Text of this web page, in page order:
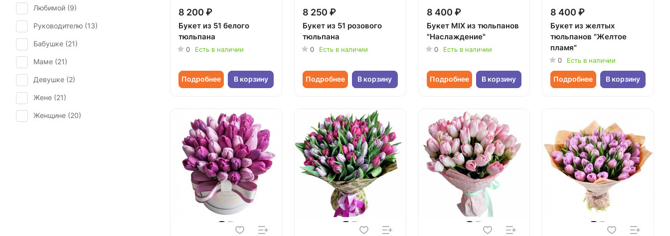
8 200 ₽
Букет из 51 белого
тюльпана
0 Есть в наличии
Подробнее В корзину
8 250 ₽
Букет из 51 розового
тюльпана
0 Есть в наличии
Подробнее В корзину
8 400 ₽
Букет MIX из тюльпанов
"Наслаждение"
0 Есть в наличии
Подробнее В корзину
8 400 ₽
Букет из желтых
тюльпанов "Желтое
пламя"
0 Есть в наличии
Подробнее В корзину
Любимой (9)
Руководителю (13)
Бабушке (21)
Маме (21)
Девушке (2)
Жене (21)
Женщине (20)